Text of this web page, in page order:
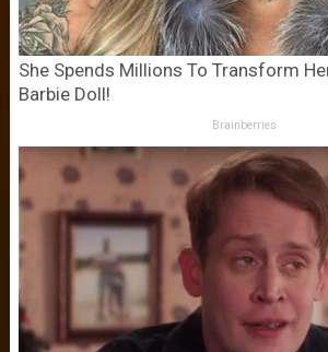
She Spends Millions To Transform
Barbie Doll!
Brainberries